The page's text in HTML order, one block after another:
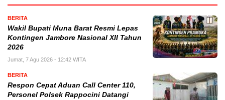
BERITA
Wakil Bupati Muna Barat Resmi Lepas
Kontingen Jambore Nasional XII Tahun
2026
Jumat, 7 Agu 2026 - 12:42 WITA
BERITA
Respon Cepat Aduan Call Center 110,
Personel Polsek Rappocini Datangi